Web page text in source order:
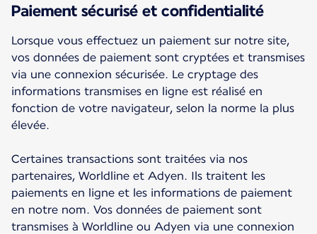
Paiement sécurisé et confidentialité
Lorsque vous effectuez un paiement sur notre site,
vos données de paiement sont cryptées et transmises
via une connexion sécurisée. Le cryptage des
informations transmises en ligne est réalisé en
fonction de votre navigateur, selon la norme la plus
élevée.
Certaines transactions sont traitées via nos
partenaires, Worldline et Adyen. Ils traitent les
paiements en ligne et les informations de paiement
en notre nom. Vos données de paiement sont
transmises à Worldline ou Adyen via une connexion